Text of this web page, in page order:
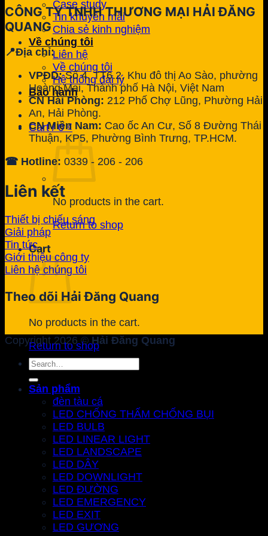
Case study
Tin khuyến mãi
Chia sẻ kinh nghiệm
Về chúng tôi
Liên hệ
Về chúng tôi
Hệ thống đại lý
Bảo hành
Cart /0₫
No products in the cart.
Return to shop
Cart
No products in the cart.
Return to shop
CÔNG TY TNHH THƯƠNG MẠI HẢI ĐĂNG
QUANG
📍Địa chỉ:
VPĐD:Số 4, TT6.2, Khu đô thị Ao Sào, phường
Hoàng Mai, Thành phố Hà Nội, Việt Nam
CN Hải Phòng: 212 Phố Chợ Lũng, Phường Hải
An, Hải Phòng.
CN Miền Nam: Cao ốc An Cư, Số 8 Đường Thái
Thuận, KP5, Phường Bình Trưng, TP.HCM.
☎ Hotline: 0339 - 206 - 206
Liên kết
Thiết bị chiếu sáng
Giải pháp
Tin tức
Giới thiệu công ty
Liên hệ chúng tôi
Theo dõi Hải Đăng Quang
Copyright 2026 © Hải Đăng Quang
Search
for:
Sản phẩm
đèn tàu cá
LED CHỐNG THẤM CHỐNG BỤI
LED BULB
LED LINEAR LIGHT
LED LANDSCAPE
LED DÂY
LED DOWNLIGHT
LED ĐƯỜNG
LED EMERGENCY
LED EXIT
LED GƯƠNG